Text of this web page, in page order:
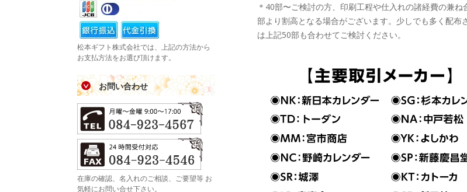
＊40部〜ご検討の方、印刷工程や仕入れの諸経費の兼ね
部より割高となる場合がございます。少しでも多く配布
は上記50部も合わせてご検討ください。
松本ギフト株式会社では、上記の方法から
お支払方法をお選び頂けます。
お問い合わせ
在庫の確認、名入れのご相談、ご要望等 お
気軽にお問い合せ下さい。